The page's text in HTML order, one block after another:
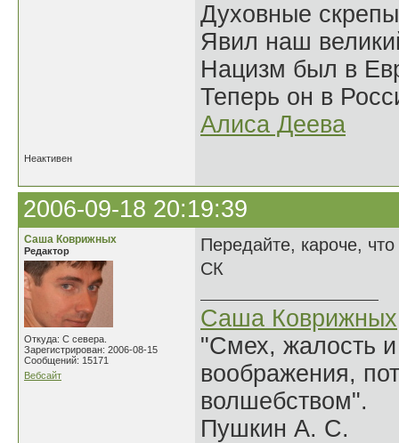
Духовные
Явил наш
Нацизм был в
Теперь он в
Алиса Деева
Неактивен
2006-09-18 20:19:39
Саша Коврижных
Редактор
Откуда: С севера.
Зарегистрирован: 2006-08-15
Сообщений: 15171
Вебсайт
Передайте, кароче,
СК
Саша Коврижных
"Смех, жалость
воображения,
волшебством".
Пушкин А. С.